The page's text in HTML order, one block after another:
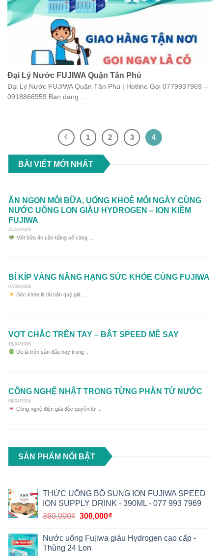
Đại Lý Nước FUJIWA Quận Tân Phú
Đại Lý Nước FUJIWA Quận Tân Phú | Hotline Gọi 0779937969 –
0918866959 Bạn đang ...
1 2 3 4
BÀI VIẾT MỚI NHẤT
ĂN NGON MỖI BỮA, UỐNG KHOẺ MỖI NGÀY CÙNG
NƯỚC UỐNG LON GIÀU HYDROGEN – ION KIỀM
FUJIWA
31/07/2026
Một bữa ăn cân bằng sẽ càng ...
BÍ KÍP VÀNG NÂNG HẠNG SỨC KHỎE CÙNG FUJIWA
07/06/2026
Sức khỏe là tài sản quý giá ...
VỢT CHẮC TRÊN TAY – BẬT SPEED MÊ SAY
15/04/2026
Dù là trên sân đấu hay trong ...
CÔNG NGHỆ NHẬT TRONG TỪNG PHÂN TỬ NƯỚC
09/04/2026
Công nghệ điện giải độc quyền từ ...
SẢN PHẨM NỔI BẬT
THỨC UỐNG BỔ SUNG ION FUJIWA SPEED
ION SUPPLY DRINK - 390ML - 077 993 7969
360,000₫ 300,000₫
Nước uống Fujiwa giàu Hydrogen cao cấp -
Thùng 24 Lon